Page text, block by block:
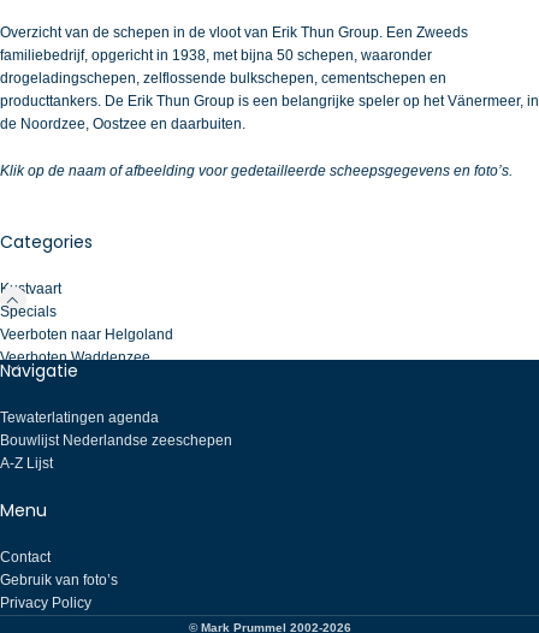
Categories
Kustvaart
Specials
Veerboten naar Helgoland
Veerboten Waddenzee
Overzicht van de schepen in de vloot van Erik Thun Group. Een Zweeds
familiebedrijf, opgericht in 1938, met bijna 50 schepen, waaronder
drogeladingschepen, zelflossende bulkschepen, cementschepen en
producttankers. De Erik Thun Group is een belangrijke speler op het Vänermeer, in
de Noordzee, Oostzee en daarbuiten.
Klik op de naam of afbeelding voor gedetailleerde scheepsgegevens en foto’s.
Navigatie
Tewaterlatingen agenda
Bouwlijst Nederlandse zeeschepen
A-Z Lijst
Menu
Contact
Gebruik van foto’s
Privacy Policy
© Mark Prummel 2002-2026